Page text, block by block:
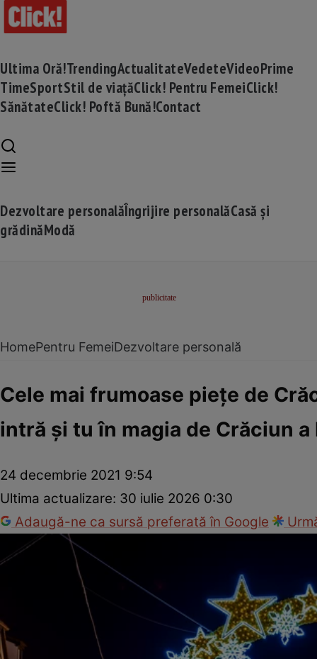
Ultima Oră!TrendingActualitateVedeteVideoPrime
TimeSportStil de viațăClick! Pentru FemeiClick!
SănătateClick! Poftă Bună!Contact
Dezvoltare personalăÎngrijire personalăCasă și
grădinăModă
HomePentru FemeiDezvoltare personală
Cele mai frumoase pieţe de
intră şi tu în magia de Crăciun a
24 decembrie 2021 9:54
Ultima actualizare: 30 iulie 2026 0:30
Adaugă-ne ca sursă preferată în Google